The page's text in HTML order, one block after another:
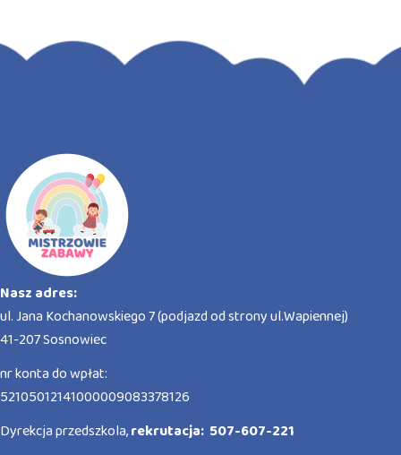
Nasz adres:
ul. Jana Kochanowskiego 7 (podjazd od strony ul.Wapiennej)
41-207 Sosnowiec
nr konta do wpłat:
52105012141000009083378126
Dyrekcja przedszkola,rekrutacja: 507-607-221